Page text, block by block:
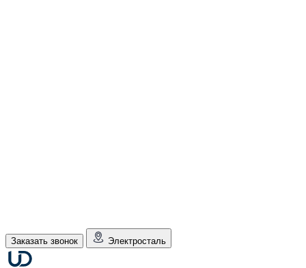
Заказать звонок Электросталь